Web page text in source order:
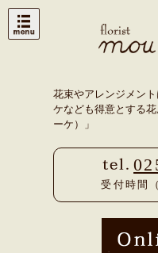
Skip
花束やアレンジメン
ケなども得意とする
ーケ）」
受付時間